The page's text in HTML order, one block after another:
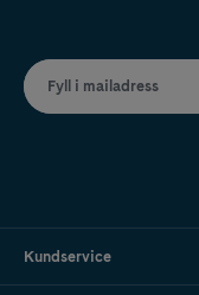
Fyll i mailadress
Kundservice